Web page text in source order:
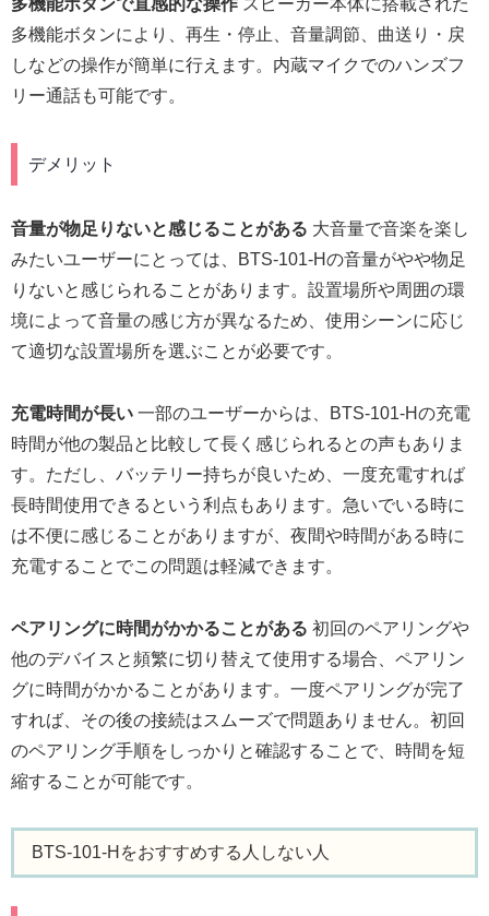
多機能ボタンで直感的な操作 スピーカー本体に搭載された
多機能ボタンにより、再生・停止、音量調節、曲送り・戻
しなどの操作が簡単に行えます。内蔵マイクでのハンズフ
リー通話も可能です。
デメリット
音量が物足りないと感じることがある 大音量で音楽を楽し
みたいユーザーにとっては、BTS-101-Hの音量がやや物足
りないと感じられることがあります。設置場所や周囲の環
境によって音量の感じ方が異なるため、使用シーンに応じ
て適切な設置場所を選ぶことが必要です。
充電時間が長い 一部のユーザーからは、BTS-101-Hの充電
時間が他の製品と比較して長く感じられるとの声もありま
す。ただし、バッテリー持ちが良いため、一度充電すれば
長時間使用できるという利点もあります。急いでいる時に
は不便に感じることがありますが、夜間や時間がある時に
充電することでこの問題は軽減できます。
ペアリングに時間がかかることがある 初回のペアリングや
他のデバイスと頻繁に切り替えて使用する場合、ペアリン
グに時間がかかることがあります。一度ペアリングが完了
すれば、その後の接続はスムーズで問題ありません。初回
のペアリング手順をしっかりと確認することで、時間を短
縮することが可能です。
BTS-101-Hをおすすめする人しない人